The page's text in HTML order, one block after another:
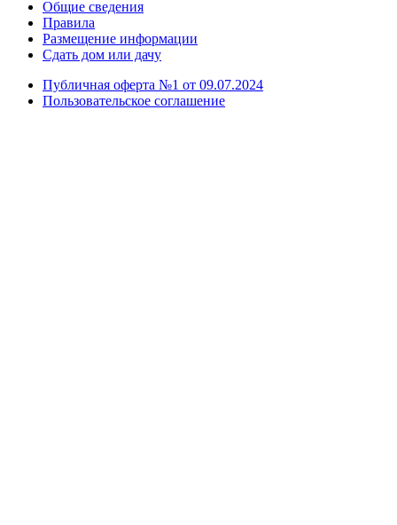
Общие сведения
Правила
Размещение информации
Сдать дом или дачу
Публичная оферта №1 от 09.07.2024
Пользовательское соглашение